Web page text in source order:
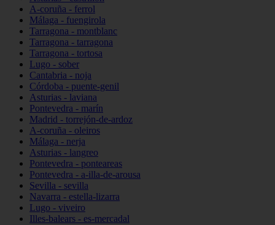
A-coruña - ferrol
Málaga - fuengirola
Tarragona - montblanc
Tarragona - tarragona
Tarragona - tortosa
Lugo - sober
Cantabria - noja
Córdoba - puente-genil
Asturias - laviana
Pontevedra - marín
Madrid - torrejón-de-ardoz
A-coruña - oleiros
Málaga - nerja
Asturias - langreo
Pontevedra - ponteareas
Pontevedra - a-illa-de-arousa
Sevilla - sevilla
Navarra - estella-lizarra
Lugo - viveiro
Illes-balears - es-mercadal